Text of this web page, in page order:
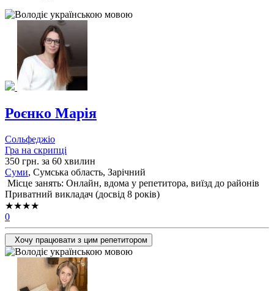
Роєнко Марія
Сольфеджіо
Гра на скрипці
350 грн. за 60 хвилин
Суми, Сумська область, Зарічний
Місце занять: Онлайн, вдома у репетитора, виїзд до районів
Приватний викладач (досвід 8 років)
★★★★
0
Хочу працювати з цим репетитором